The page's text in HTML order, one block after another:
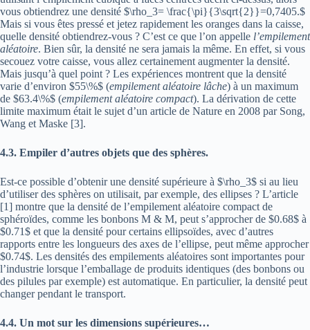
vous obtiendrez une densité $\rho_3= \frac{\pi}{3\sqrt{2}}=0,7405.$
Mais si vous êtes pressé et jetez rapidement les oranges dans la caisse,
quelle densité obtiendrez-vous ? C’est ce que l’on appelle l’empilement
aléatoire. Bien sûr, la densité ne sera jamais la même. En effet, si vous
secouez votre caisse, vous allez certainement augmenter la densité.
Mais jusqu’à quel point ? Les expériences montrent que la densité
varie d’environ $55\%$ (empilement aléatoire lâche) à un maximum
de $63.4\%$ (empilement aléatoire compact). La dérivation de cette
limite maximum était le sujet d’un article de Nature en 2008 par Song,
Wang et Maske [3].
4.3. Empiler d’autres objets que des sphères.
Est-ce possible d’obtenir une densité supérieure à $\rho_3$ si au lieu
d’utiliser des sphères on utilisait, par exemple, des ellipses ? L’article
[1] montre que la densité de l’empilement aléatoire compact de
sphéroïdes, comme les bonbons M & M, peut s’approcher de $0.68$ à
$0.71$ et que la densité pour certains ellipsoïdes, avec d’autres
rapports entre les longueurs des axes de l’ellipse, peut même approcher
$0.74$. Les densités des empilements aléatoires sont importantes pour
l’industrie lorsque l’emballage de produits identiques (des bonbons ou
des pilules par exemple) est automatique. En particulier, la densité peut
changer pendant le transport.
4.4. Un mot sur les dimensions supérieures…